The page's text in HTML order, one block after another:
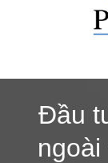
Đầu